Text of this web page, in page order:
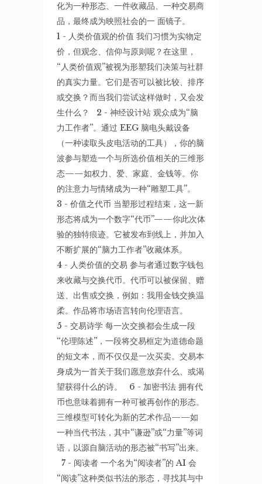
化为一种形态、一件收藏品、一种交易商
品，最终成为映照社会的一 面镜子。
1 - 人类价值观的价值 我们习惯为实物定
价，但观念、信仰与原则呢？在这里，
“人类价值观”被视为形塑我们决策与社群
的真实力量。它们是否可以被比较、排序
或交换？而当我们尝试这样做时，又会发
生什么？ 2 - 神经设计站 观众成为“脑
力工作者”。通过 EEG 脑电头戴设备
（一种读取头皮电活动的工具），你的脑
波参与塑造一个与所选价值相关的三维形
态——如权力、爱、家庭、金钱等。你
的注意力与情绪成为一种“雕塑工具”。
3 - 价值之代币 当塑形过程结束，这一新
形态将成为一个数字“代币”——你此次体
验的独特痕迹。它被发布到线上，并加入
不断扩展的“脑力工作者”收藏体系。
4 - 人类价值的交易 参与者通过数字钱包
来收藏与交换代币。代币可以被保留、赠
送、出售或交换，例如：我用金钱交换温
柔。作品将市场语言转向伦理语言。
5 - 交易诗学 每一次交换都会生成一段
“伦理陈述”，一段将交易框定为道德命题
的短文本，而不仅仅是一次买卖。交易本
身成为一首关于我们愿意放弃什么、或渴
望获得什么的诗。 6 - 加密书法 拥有代
币也意味着拥有一种可被再创作的形态。
三维模型可转化为新的艺术作品——如
一种当代书法，其中“谦逊”或“力量”等词
语，以源自脑活动的形态被“书写”出来。
7 - 阅读者 一个名为“阅读者”的 AI 会
“阅读”这种类似书法的形态，寻找其与中